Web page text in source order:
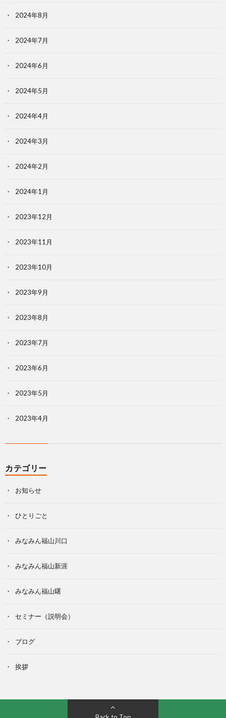
2024年8月
2024年7月
2024年6月
2024年5月
2024年4月
2024年3月
2024年2月
2024年1月
2023年12月
2023年11月
2023年10月
2023年9月
2023年8月
2023年7月
2023年6月
2023年5月
2023年4月
カテゴリー
お知らせ
ひとりごと
みなみん福山川口
みなみん福山新涯
みなみん福山曙
セミナー（説明会）
ブログ
挨拶